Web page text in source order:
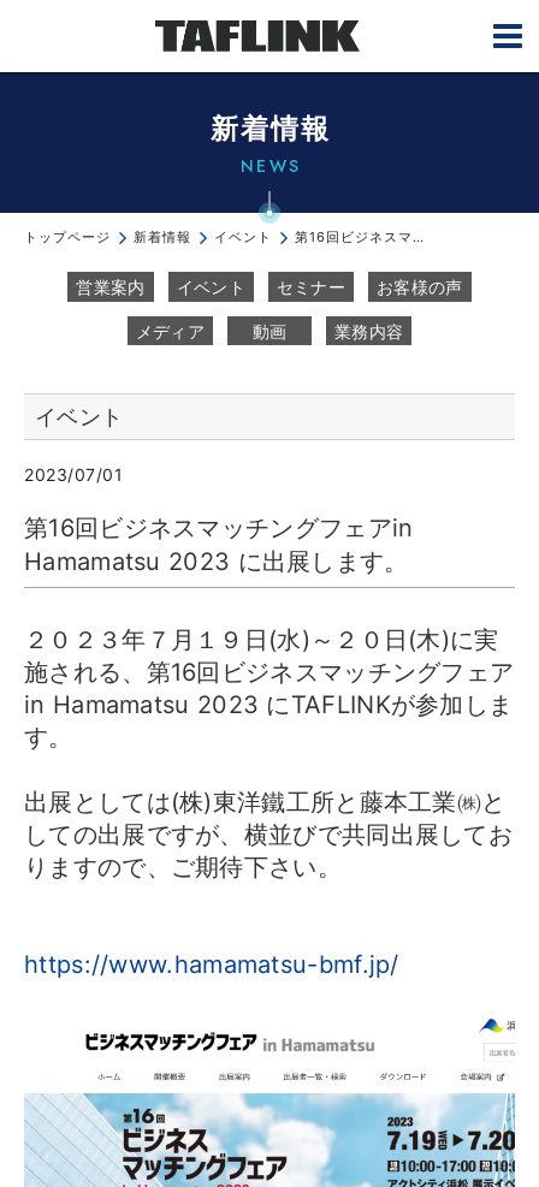
新着情報
NEWS
トップページ 新着情報 イベント 第16回ビジネスマッチングフェアin Hamamatsu 2023 に出展...
営業案内 イベント セミナー お客様の声
メディア 動画 業務内容
イベント
2023/07/01
第16回ビジネスマッチングフェアin
Hamamatsu 2023 に出展します。
２０２３年７月１９日(水)～２０日(木)に実
施される、第16回ビジネスマッチングフェア
in Hamamatsu 2023 にTAFLINKが参加しま
す。
出展としては(株)東洋鐵工所と藤本工業㈱と
しての出展ですが、横並びで共同出展してお
りますので、ご期待下さい。
https://www.hamamatsu-bmf.jp/